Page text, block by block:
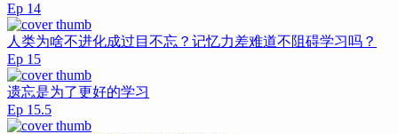
Ep 14
人类为啥不进化成过目不忘？记忆力差难道不阻碍学习吗？
Ep 15
遗忘是为了更好的学习
Ep 15.5